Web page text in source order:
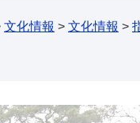
文化情報 > 文化情報 >